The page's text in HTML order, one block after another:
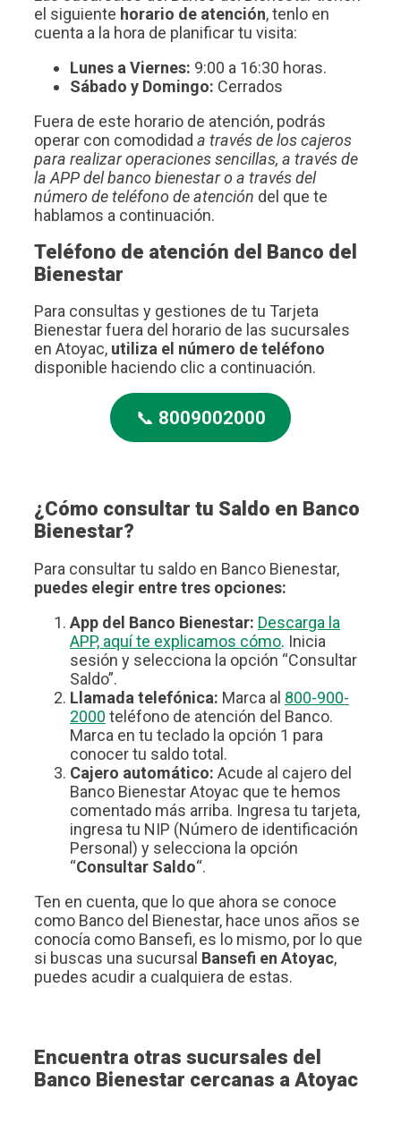
el siguiente horario de atención, tenlo en
cuenta a la hora de planificar tu visita:
Lunes a Viernes: 9:00 a 16:30 horas.
Sábado y Domingo: Cerrados
Fuera de este horario de atención, podrás
operar con comodidad a través de los cajeros
para realizar operaciones sencillas, a través de
la APP del banco bienestar o a través del
número de teléfono de atención del que te
hablamos a continuación.
Teléfono de atención del Banco del
Bienestar
Para consultas y gestiones de tu Tarjeta
Bienestar fuera del horario de las sucursales
en Atoyac, utiliza el número de teléfono
disponible haciendo clic a continuación.
📞 8009002000
¿Cómo consultar tu Saldo en Banco
Bienestar?
Para consultar tu saldo en Banco Bienestar,
puedes elegir entre tres opciones:
App del Banco Bienestar: Descarga la
APP, aquí te explicamos cómo. Inicia
sesión y selecciona la opción “Consultar
Saldo”.
Llamada telefónica: Marca al 800-900-
2000 teléfono de atención del Banco.
Marca en tu teclado la opción 1 para
conocer tu saldo total.
Cajero automático: Acude al cajero del
Banco Bienestar Atoyac que te hemos
comentado más arriba. Ingresa tu tarjeta,
ingresa tu NIP (Número de identificación
Personal) y selecciona la opción
“Consultar Saldo“.
Ten en cuenta, que lo que ahora se conoce
como Banco del Bienestar, hace unos años se
conocía como Bansefi, es lo mismo, por lo que
si buscas una sucursal Bansefi en Atoyac,
puedes acudir a cualquiera de estas.
Encuentra otras sucursales del
Banco Bienestar cercanas a Atoyac